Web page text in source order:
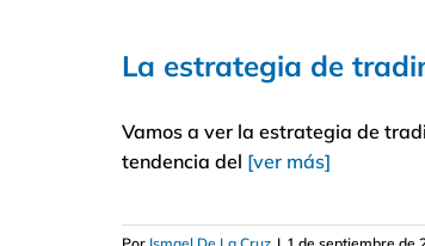
La estrategia de
Vamos a ver la estrategia de
tendencia del [ver más]